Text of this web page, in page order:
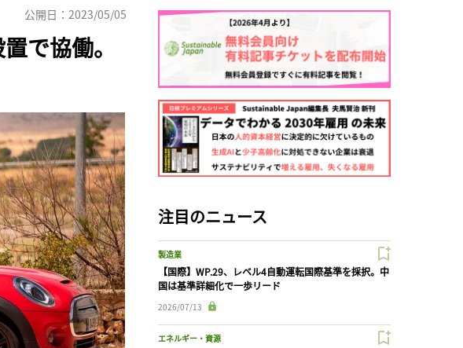
公開日：2023/05/05
で協働。
注目のニュース
製造業
【国際】WP.29、レベル4自動運転国際基準を採択。中
国は基準詳細化で一歩リード
2026/07/13
エネルギー・資源